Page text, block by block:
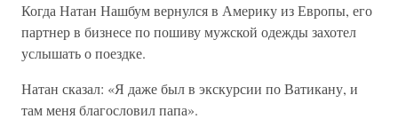
Когда Натан Нашбум вернулся в Америку из Европы, его
партнер в бизнесе по пошиву мужской одежды захотел
услышать о поездке.
Натан сказал: «Я даже был в экскурсии по Ватикану, и
там меня благословил папа».